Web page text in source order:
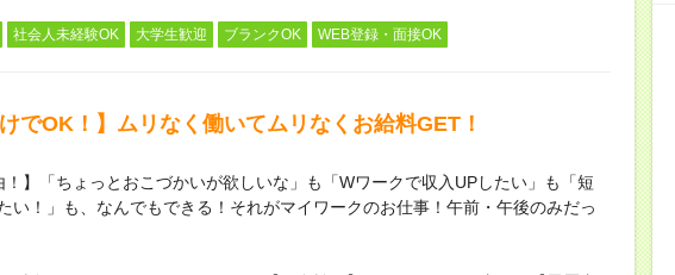
社会人未経験OK 大学生歓迎 ブランクOK WEB登録・面接OK
けでOK！】ムリなく働いてムリなくお給料GET！
！】「ちょっとおこづかいが欲しいな」も「Wワークで収入UPしたい」も「短
い！」も、なんでもできる！それがマイワークのお仕事！午前・午後のみだっ